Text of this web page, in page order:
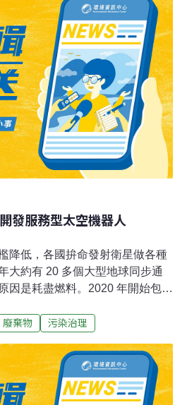
入太空後得到驗證。根據《紐約
」清理太空垃圾的功能，有別於
片，「NEO-01」將使用網子捕
片燃燒；深圳起源太空科技公司
計繼續發射數十個太空望遠鏡與
年前對小行星進行首次商業開
發服務型太空機器人
降低，各國拚命發射衛星做各種
大約有 20 多個大型地球同步通
因是耗盡燃料。2020 年開始包括
壽命，且這些機器人還可以拾取
是根據 1967 年的外太空條約，
有，然而經過半世紀，這個條約
廢棄物 污染治理